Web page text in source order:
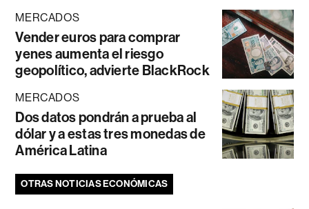
MERCADOS
Vender euros para comprar
yenes aumenta el riesgo
geopolítico, advierte BlackRock
MERCADOS
Dos datos pondrán a prueba al
dólar y a estas tres monedas de
América Latina
OTRAS NOTICIAS ECONÓMICAS